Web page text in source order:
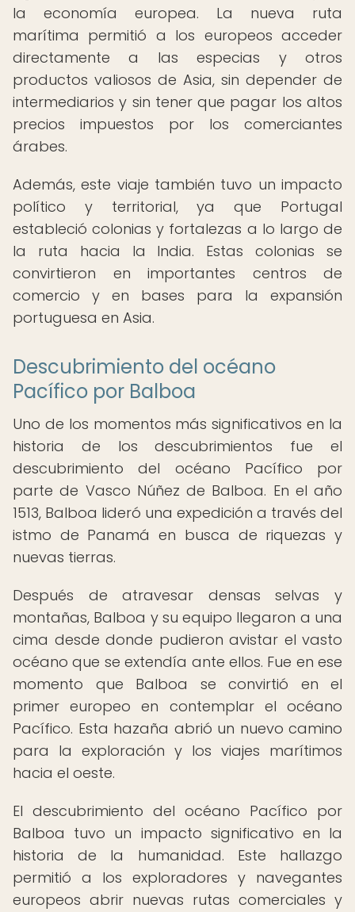
la economía europea. La nueva ruta
marítima permitió a los europeos acceder
directamente a las especias y otros
productos valiosos de Asia, sin depender de
intermediarios y sin tener que pagar los altos
precios impuestos por los comerciantes
árabes.
Además, este viaje también tuvo un impacto
político y territorial, ya que Portugal
estableció colonias y fortalezas a lo largo de
la ruta hacia la India. Estas colonias se
convirtieron en importantes centros de
comercio y en bases para la expansión
portuguesa en Asia.
Descubrimiento del océano
Pacífico por Balboa
Uno de los momentos más significativos en la
historia de los descubrimientos fue el
descubrimiento del océano Pacífico por
parte de Vasco Núñez de Balboa. En el año
1513, Balboa lideró una expedición a través del
istmo de Panamá en busca de riquezas y
nuevas tierras.
Después de atravesar densas selvas y
montañas, Balboa y su equipo llegaron a una
cima desde donde pudieron avistar el vasto
océano que se extendía ante ellos. Fue en ese
momento que Balboa se convirtió en el
primer europeo en contemplar el océano
Pacífico. Esta hazaña abrió un nuevo camino
para la exploración y los viajes marítimos
hacia el oeste.
El descubrimiento del océano Pacífico por
Balboa tuvo un impacto significativo en la
historia de la humanidad. Este hallazgo
permitió a los exploradores y navegantes
europeos abrir nuevas rutas comerciales y